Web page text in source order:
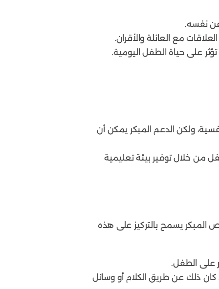
عن نفسه.
مع العائلة والأقران.
على حياة الطفل اليومية.
ولكن الدعم المبكر يمكن أن
من خلال توفير بيئة تعليمية
المبكر يسمح بالتركيز على هذه
على الطفل.
ذلك عن طريق الكلام أو وسائل